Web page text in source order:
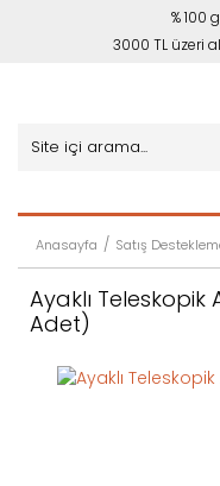
% 100
3000 TL üzeri
Anasayfa Satış
Ayaklı Teleskopik
Adet)